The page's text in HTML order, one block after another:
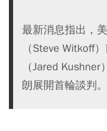
最新消息指出，
（Steve Witkoff
（Jared
朗展開首輪談判。